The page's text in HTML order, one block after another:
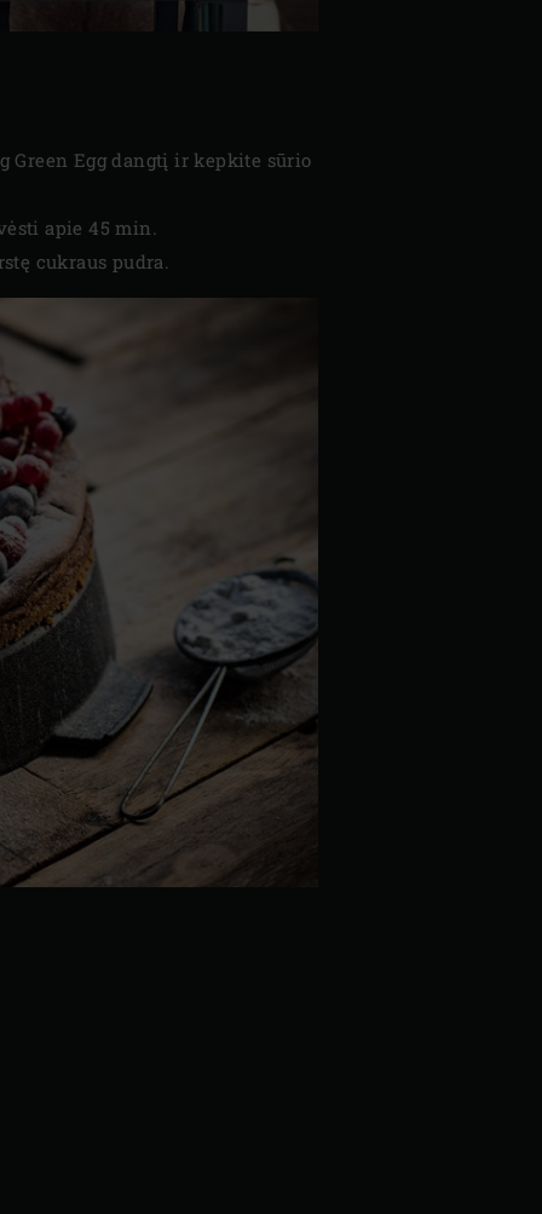
Green Egg dangtį ir kepkite sūrio
apie 45 min.
cukraus pudra.